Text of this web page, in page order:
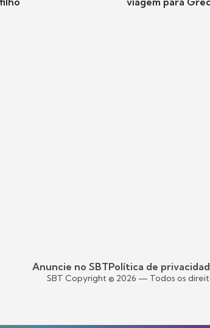
Anuncie no SBTPolítica de
SBT Copyright © 2026 — Todos os